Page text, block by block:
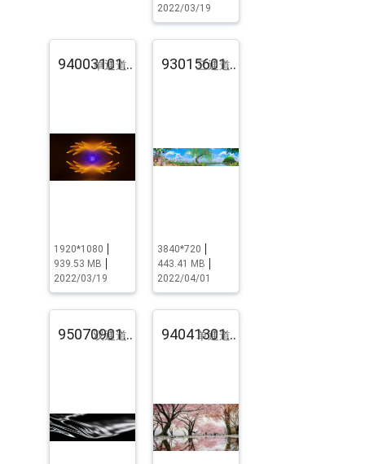
2022/03/19
94003101.pst.zip
单通道
1920*1080
939.53 MB
2022/03/19
93015601.pst.zip
三通道
3840*720
443.41 MB
2022/04/01
95070901.pst.zip
双通道 94041301.pst.zip
单通道